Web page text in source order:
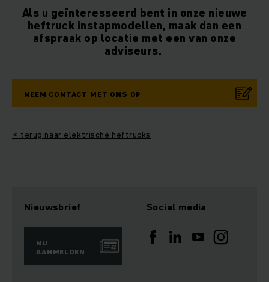
Als u geïnteresseerd bent in onze nieuwe
heftruck instapmodellen, maak dan een
afspraak op locatie met een van onze
adviseurs.
NEEM CONTACT MET ONS OP
< terug naar elektrische heftrucks
Nieuwsbrief
NU
AANMELDEN
Social media